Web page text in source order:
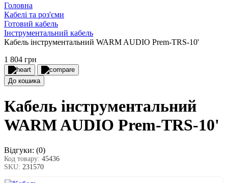
Головна
Кабелі та роз'єми
Готовий кабель
Інструментальний кабель
Кабель інструментальний WARM AUDIO Prem-TRS-10'
1 804 грн
До кошика
Кабель інструментальний
WARM AUDIO Prem-TRS-10'
Відгуки: (0)
Код товару: 45436
SKU: 231570